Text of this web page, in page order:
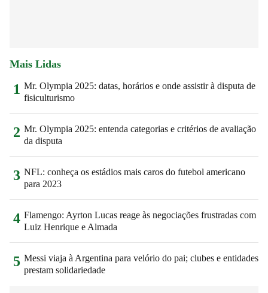
Mais Lidas
1 Mr. Olympia 2025: datas, horários e onde assistir à disputa de
fisiculturismo
2 Mr. Olympia 2025: entenda categorias e critérios de avaliação
da disputa
3 NFL: conheça os estádios mais caros do futebol americano
para 2023
4 Flamengo: Ayrton Lucas reage às negociações frustradas com
Luiz Henrique e Almada
5 Messi viaja à Argentina para velório do pai; clubes e entidades
prestam solidariedade